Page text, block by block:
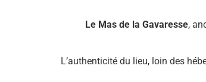
Le Mas de la Gavaresse,
L’authenticité du lieu, loin des